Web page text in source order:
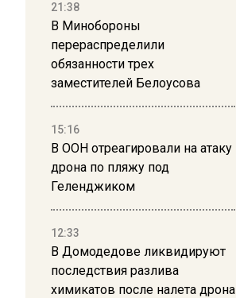
21:38
В Минобороны
перераспределили
обязанности трех
заместителей Белоусова
15:16
В ООН отреагировали на атаку
дрона по пляжу под
Геленджиком
12:33
В Домодедове ликвидируют
последствия разлива
химикатов после налета дрона